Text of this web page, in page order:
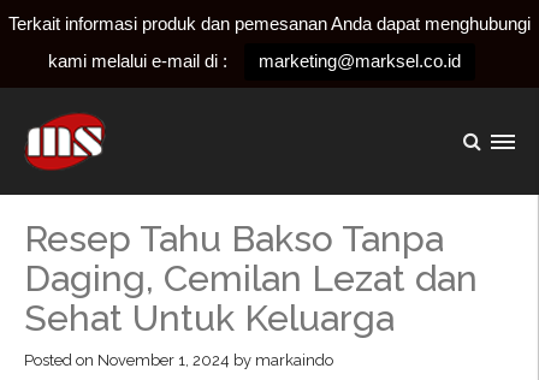
Terkait informasi produk dan pemesanan Anda dapat menghubungi
kami melalui e-mail di :
marketing@marksel.co.id
Resep Tahu Bakso Tanpa
Daging, Cemilan Lezat dan
Sehat Untuk Keluarga
Posted on November 1, 2024 by markaindo